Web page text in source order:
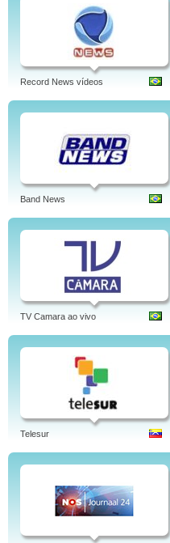
Record News vídeos
Band News
TV Camara ao vivo
Telesur